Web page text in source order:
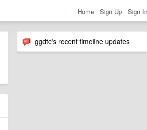
Home Sign Up Sign In
ggdtc's recent timeline updates